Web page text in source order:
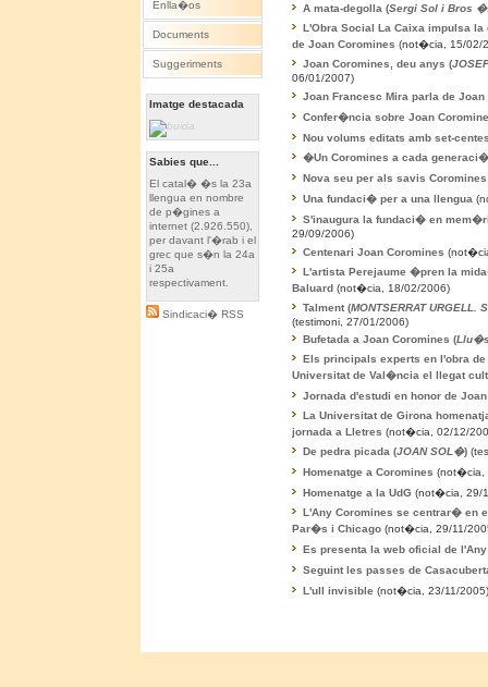
Enlla�os
Documents
Suggeriments
Imatge destacada
Sabies que...
El catal� �s la 23a
llengua en nombre
de p�gines a
internet (2.926.550),
per davant l'�rab i el
grec que s�n la 24a
i 25a
respectivament.
Sindicaci� RSS
A mata-degolla (Sergi Sol i Bros
L'Obra Social La Caixa impulsa
de Joan Coromines (not�cia, 15/02/
Joan Coromines, deu anys (
06/01/2007)
Joan Francesc Mira parla de
Confer�ncia sobre Joan
Nou volums editats amb set-
�Un Coromines a cada
Nova seu per als savis Coromines
Una fundaci� per a una llengua
S'inaugura la fundaci� en
29/09/2006)
Centenari Joan Coromines
L'artista Perejaume �pren la
Baluard (not�cia, 18/02/2006)
Talment (MONTSERRAT
(testimoni, 27/01/2006)
Bufetada a Joan Coromines (
Els principals experts en l'obra
Universitat de Val�ncia el llegat
Jornada d'estudi en honor de
La Universitat de Girona
jornada a Lletres (not�cia, 02/12/
De pedra picada (JOAN SOL�)
Homenatge a Coromines (not�cia,
Homenatge a la UdG (not�cia, 29/
L'Any Coromines se centrar� en
Par�s i Chicago (not�cia, 29/11/
Es presenta la web oficial de
Seguint les passes de
L'ull invisible (not�cia, 23/11/2005)